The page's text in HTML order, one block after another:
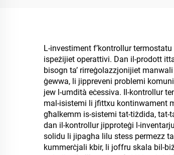
L-investiment f’kontrollur
ispeżijiet operattivi. Dan il-prodott
bisogn ta’ rirreġolazzjonijiet
ġewwa, li jippreveni problemi
jew l-umdità eċessiva. Il-kontrollur
mal-isistemi li jfittxu kontinwament
għalkemm is-sistemi tat-tiżdida, tat-
dan il-kontrollur jipproteġi l-
solidu li jipagha lilu stess permezz
kummerċjali kbir, li joffru skala bil-